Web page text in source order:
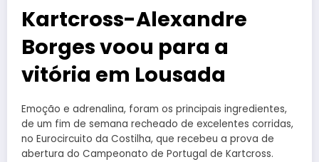
Kartcross-Alexandre
Borges voou para a
vitória em Lousada
Emoção e adrenalina, foram os principais ingredientes,
de um fim de semana recheado de excelentes corridas,
no Eurocircuito da Costilha, que recebeu a prova de
abertura do Campeonato de Portugal de Kartcross.